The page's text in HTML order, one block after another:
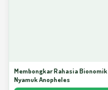
Membongkar Rahasia Bionomik
Nyamuk Anopheles